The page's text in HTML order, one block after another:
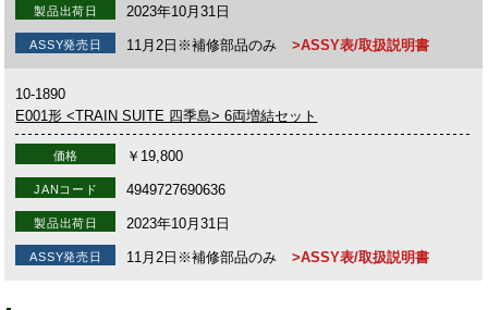
製品出荷日 2023年10月31日
ASSY発売日 11月2日※補修部品のみ >ASSY表/取扱説明書
10-1890
E001形 <TRAIN SUITE 四季島> 6両増結セット
価格 ￥19,800
JANコード 4949727690636
製品出荷日 2023年10月31日
ASSY発売日 11月2日※補修部品のみ >ASSY表/取扱説明書